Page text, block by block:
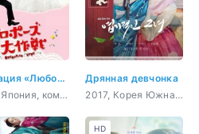
Операция «Любовь»
2007, Япония, комедия, романтика, молодость, сверхъестественное
Дрянная девчонка
2017, Корея Южная, история, комедия, романтика
HD